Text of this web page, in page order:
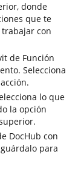
donde
que te
con
de Función
Selecciona
lo que
la opción
DocHub con
para